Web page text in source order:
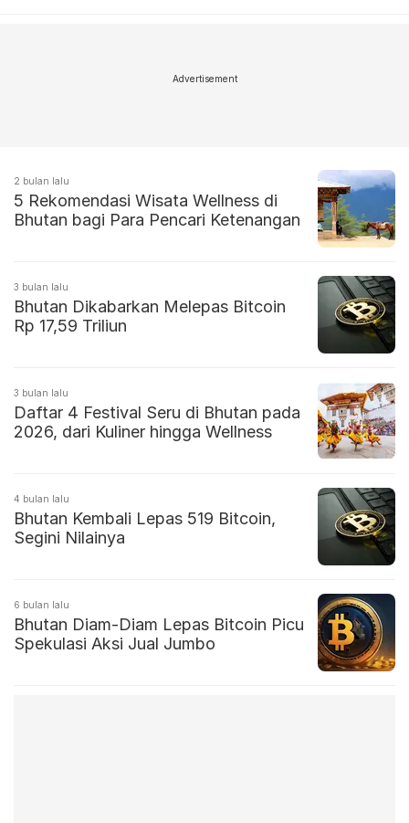
Advertisement
2 bulan lalu
5 Rekomendasi Wisata Wellness di
Bhutan bagi Para Pencari Ketenangan
3 bulan lalu
Bhutan Dikabarkan Melepas Bitcoin
Rp 17,59 Triliun
3 bulan lalu
Daftar 4 Festival Seru di Bhutan pada
2026, dari Kuliner hingga Wellness
4 bulan lalu
Bhutan Kembali Lepas 519 Bitcoin,
Segini Nilainya
6 bulan lalu
Bhutan Diam-Diam Lepas Bitcoin Picu
Spekulasi Aksi Jual Jumbo